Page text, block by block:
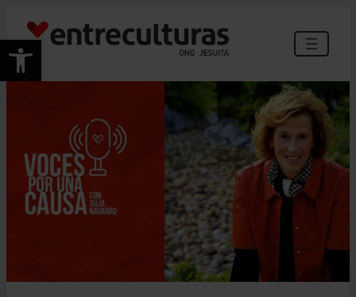
Abrir barra de herramientas
contenido